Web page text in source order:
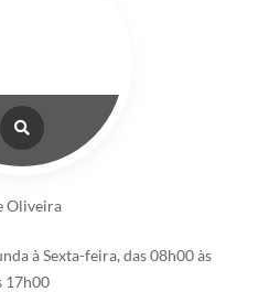
Oliveira
à Sexta-feira, das 08h00 às
17h00